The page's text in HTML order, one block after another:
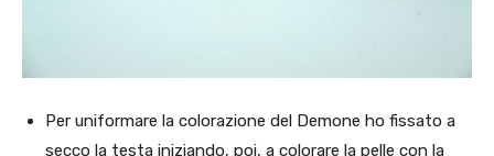
Per uniformare la colorazione del Demone ho fissato a
secco la testa iniziando, poi, a colorare la pelle con la